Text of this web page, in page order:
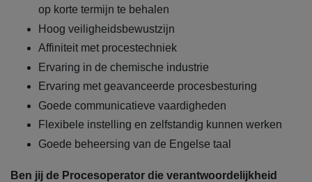
op korte termijn te behalen
Hoog veiligheidsbewustzijn
Affiniteit met procestechniek
Ervaring in de chemische industrie
Ervaring met geavanceerde procesbesturing
Goede communicatieve vaardigheden
Flexibele instelling en zelfstandig kunnen werken
Goede beheersing van de Engelse taal
Ben jij de Procesoperator die verantwoordelijkheid